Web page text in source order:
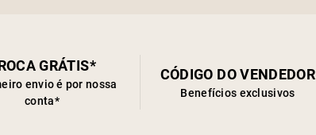
GRÁTIS*
envio é por nossa
conta*
CÓDIGO DO VENDEDOR
Benefícios exclusivos